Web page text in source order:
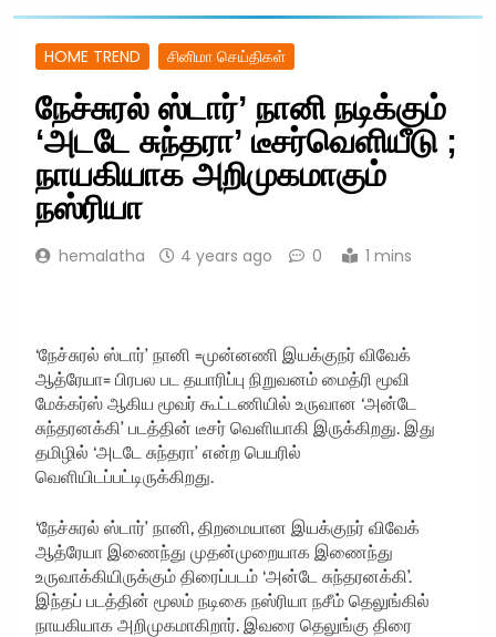
HOME TREND சினிமா செய்திகள்
நேச்சுரல் ஸ்டார்’ நானி நடிக்கும்
‘அடடே சுந்தரா’ டீசர்வெளியீடு ;
நாயகியாக அறிமுகமாகும்
நஸ்ரியா
hemalatha 4 years ago 0 1 mins
‘நேச்சுரல் ஸ்டார்’ நானி =முன்னணி இயக்குநர் விவேக்
ஆத்ரேயா= பிரபல பட தயாரிப்பு நிறுவனம் மைத்ரி மூவி
மேக்கர்ஸ் ஆகிய மூவர் கூட்டணியில் உருவான ‘அன்டே
சுந்தரனக்கி’ படத்தின் டீசர் வெளியாகி இருக்கிறது. இது
தமிழில் ‘அடடே சுந்தரா’ என்ற பெயரில்
வெளியிடப்பட்டிருக்கிறது.
‘நேச்சுரல் ஸ்டார்’ நானி, திறமையான இயக்குநர் விவேக்
ஆத்ரேயா இணைந்து முதன்முறையாக இணைந்து
உருவாக்கியிருக்கும் திரைப்படம் ‘அன்டே சுந்தரனக்கி’.
இந்தப் படத்தின் மூலம் நடிகை நஸ்ரியா நசீம் தெலுங்கில்
நாயகியாக அறிமுகமாகிறார். இவரை தெலுங்கு திரை